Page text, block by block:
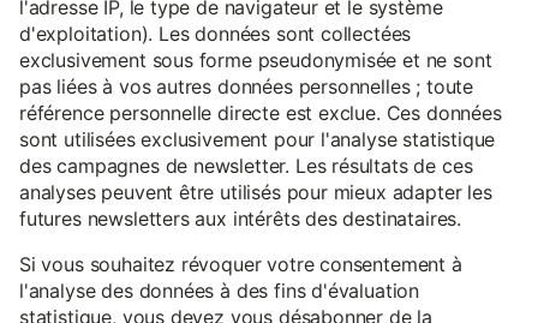
l'adresse IP, le type de navigateur et le système
d'exploitation). Les données sont collectées
exclusivement sous forme pseudonymisée et ne sont
pas liées à vos autres données personnelles ; toute
référence personnelle directe est exclue. Ces données
sont utilisées exclusivement pour l'analyse statistique
des campagnes de newsletter. Les résultats de ces
analyses peuvent être utilisés pour mieux adapter les
futures newsletters aux intérêts des destinataires.
Si vous souhaitez révoquer votre consentement à
l'analyse des données à des fins d'évaluation
statistique, vous devez vous désabonner de la